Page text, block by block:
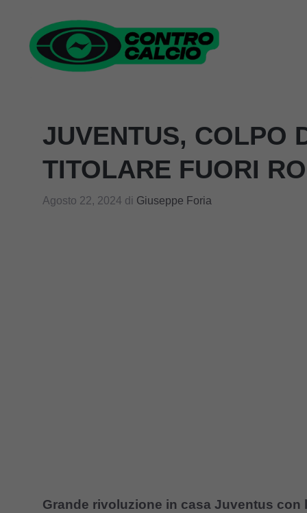
contenuto
JUVENTUS, COLPO
TITOLARE FUORI
Agosto 22, 2024 di Giuseppe Foria
Grande rivoluzione in casa Juventus con